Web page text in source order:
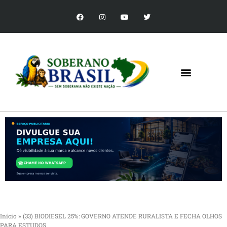
Início » (33) BIODIESEL 25%: GOVERNO ATENDE RURALISTA E FECHA OLHOS
PARA ESTUDOS